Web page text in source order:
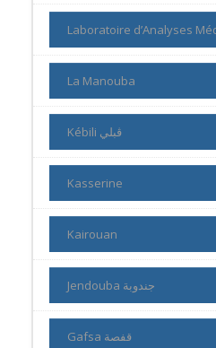
Laboratoire d’Analyses
La Manouba
Kébili ڨبلي
Kasserine
Kairouan
Jendouba جندوبة
Gafsa قفصة